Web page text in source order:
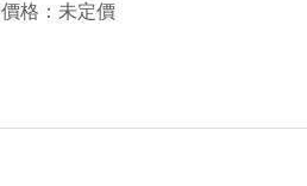
價格：未定價